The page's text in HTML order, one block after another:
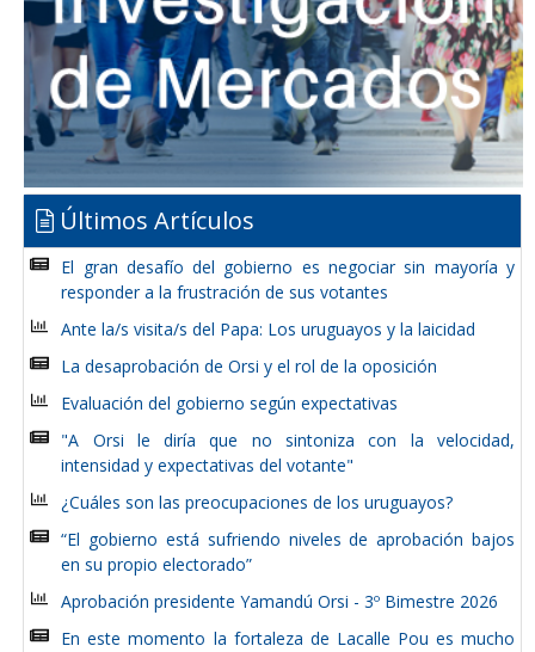
Últimos Artículos
El gran desafío del gobierno es negociar sin mayoría y
responder a la frustración de sus votantes
Ante la/s visita/s del Papa: Los uruguayos y la laicidad
La desaprobación de Orsi y el rol de la oposición
Evaluación del gobierno según expectativas
"A Orsi le diría que no sintoniza con la velocidad,
intensidad y expectativas del votante"
¿Cuáles son las preocupaciones de los uruguayos?
“El gobierno está sufriendo niveles de aprobación bajos
en su propio electorado”
Aprobación presidente Yamandú Orsi - 3º Bimestre 2026
En este momento la fortaleza de Lacalle Pou es mucho